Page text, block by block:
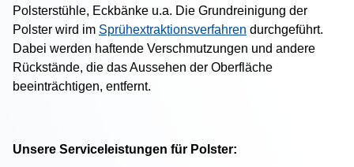
Jalousie
Lampenraster
Photovoltaik
Eingangsmatten
Polsterstühle, Eckbänke u.a. Die Grundreinigung der
Polster wird im Sprühextraktionsverfahren durchgeführt.
Dabei werden haftende Verschmutzungen und andere
Rückstände, die das Aussehen der Oberfläche
beeinträchtigen, entfernt.
Unsere Serviceleistungen für Polster: